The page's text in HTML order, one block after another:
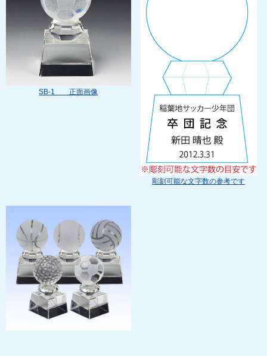
SB-1 正面画像
彫刻可能な文字数の参考です